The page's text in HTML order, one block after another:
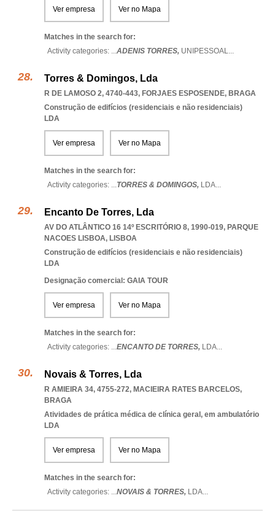
Ver empresa Ver no Mapa
Matches in the search for:
Activity categories: ...ADENIS TORRES, UNIPESSOAL...
Torres & Domingos, Lda
R DE LAMOSO 2, 4740-443, FORJAES ESPOSENDE, BRAGA
Construção de edifícios (residenciais e não residenciais)
LDA
Ver empresa Ver no Mapa
Matches in the search for:
Activity categories: ...TORRES & DOMINGOS, LDA...
Encanto De Torres, Lda
AV DO ATLÂNTICO 16 14º ESCRITÓRIO 8, 1990-019, PARQUE
NACOES LISBOA, LISBOA
Construção de edifícios (residenciais e não residenciais)
LDA
Designação comercial: GAIA TOUR
Ver empresa Ver no Mapa
Matches in the search for:
Activity categories: ...ENCANTO DE TORRES, LDA...
Novais & Torres, Lda
R AMIEIRA 34, 4755-272, MACIEIRA RATES BARCELOS,
BRAGA
Atividades de prática médica de clínica geral, em ambulatório
LDA
Ver empresa Ver no Mapa
Matches in the search for:
Activity categories: ...NOVAIS & TORRES, LDA...